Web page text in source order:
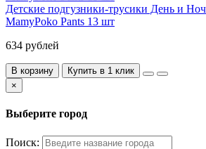
Детские подгузники-трусики День и
MamyPoko Pants 13 шт
634 рублей
В корзину
Купить в 1 клик
×
Выберите город
Поиск: